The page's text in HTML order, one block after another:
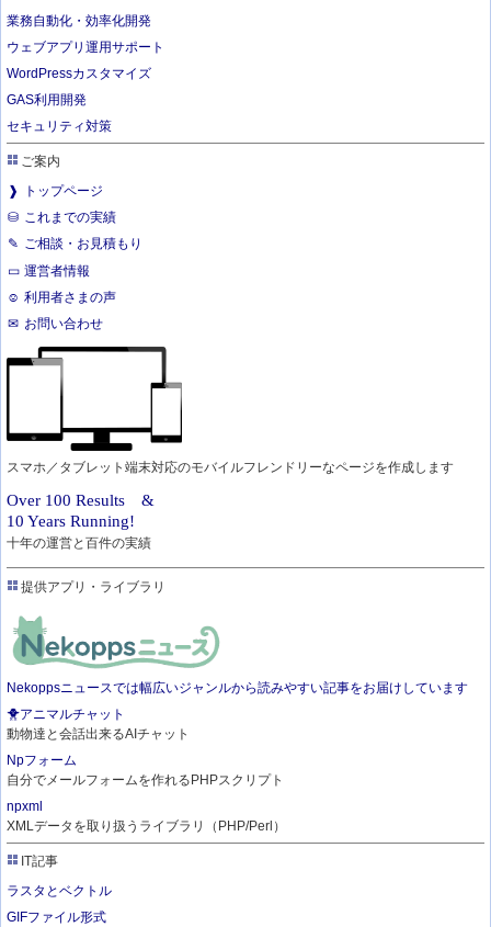
業務自動化・効率化開発
ウェブアプリ運用サポート
WordPressカスタマイズ
GAS利用開発
セキュリティ対策
ご案内
トップページ
これまでの実績
ご相談・お見積もり
運営者情報
利用者さまの声
お問い合わせ
スマホ／タブレット端末対応のモバイルフレンドリーなページを作成します
Over 100 Results &
10 Years Running!
十年の運営と百件の実績
提供アプリ・ライブラリ
Nekoppsニュースでは幅広いジャンルから読みやすい記事をお届けしています
🐥アニマルチャット
動物達と会話出来るAIチャット
Npフォーム
自分でメールフォームを作れるPHPスクリプト
npxml
XMLデータを取り扱うライブラリ（PHP/Perl）
IT記事
ラスタとベクトル
GIFファイル形式